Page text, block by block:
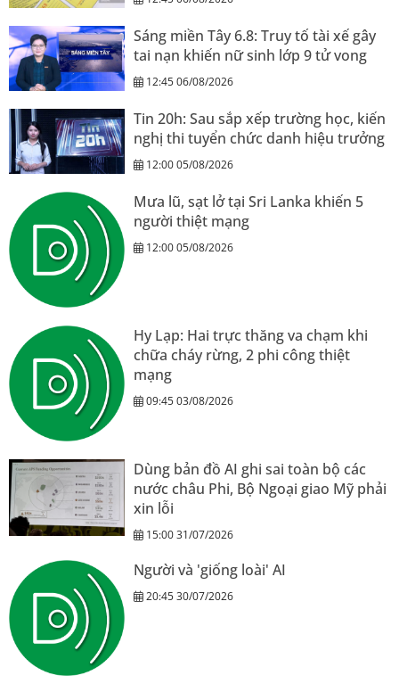
Sáng miền Tây 6.8: Truy tố tài xế gây
tai nạn khiến nữ sinh lớp 9 tử vong
12:45 06/08/2026
Tin 20h: Sau sắp xếp trường học, kiến
nghị thi tuyển chức danh hiệu trưởng
12:00 05/08/2026
Mưa lũ, sạt lở tại Sri Lanka khiến 5
người thiệt mạng
12:00 05/08/2026
Hy Lạp: Hai trực thăng va chạm khi
chữa cháy rừng, 2 phi công thiệt
mạng
09:45 03/08/2026
Dùng bản đồ AI ghi sai toàn bộ các
nước châu Phi, Bộ Ngoại giao Mỹ phải
xin lỗi
15:00 31/07/2026
Người và 'giống loài' AI
20:45 30/07/2026